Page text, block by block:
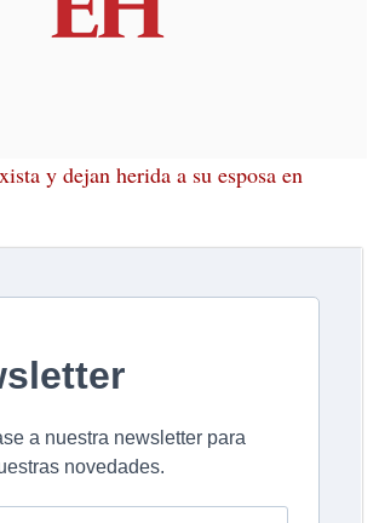
y dejan herida a su esposa en